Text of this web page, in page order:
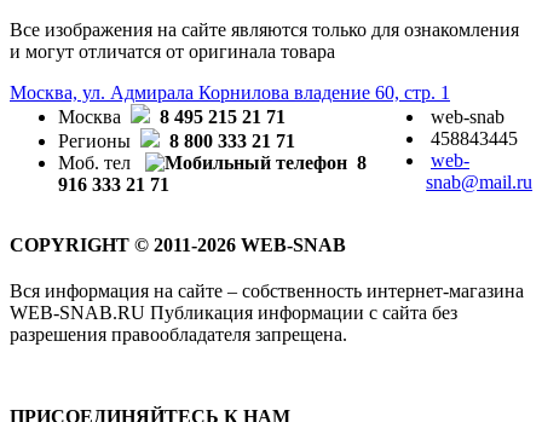
Все изображения на сайте являются только для ознакомления
и могут отличатся от оригинала товара
Москва, ул. Адмирала Корнилова владение 60, стр. 1
Москва
8 495 215 21 71
Регионы
8 800 333 21 71
Моб. тел
8
916 333 21 71
web-snab
458843445
web-
snab@mail.ru
COPYRIGHT © 2011-2026 WEB-SNAB
Вся информация на сайте – собственность интернет-магазина
WEB-SNAB.RU Публикация информации с сайта без
разрешения правообладателя запрещена.
ПРИСОЕДИНЯЙТЕСЬ К НАМ